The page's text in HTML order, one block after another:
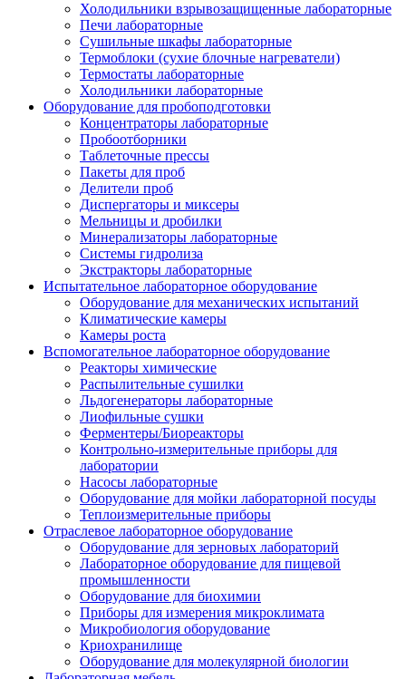
Холодильники взрывозащищенные лабораторные
Печи лабораторные
Сушильные шкафы лабораторные
Термоблоки (сухие блочные нагреватели)
Термостаты лабораторные
Холодильники лабораторные
Оборудование для пробоподготовки
Концентраторы лабораторные
Пробоотборники
Таблеточные прессы
Пакеты для проб
Делители проб
Диспергаторы и миксеры
Мельницы и дробилки
Минерализаторы лабораторные
Системы гидролиза
Экстракторы лабораторные
Испытательное лабораторное оборудование
Оборудование для механических испытаний
Климатические камеры
Камеры роста
Вспомогательное лабораторное оборудование
Реакторы химические
Распылительные сушилки
Льдогенераторы лабораторные
Лиофильные сушки
Ферментеры/Биореакторы
Контрольно-измерительные приборы для
лаборатории
Насосы лабораторные
Оборудование для мойки лабораторной посуды
Теплоизмерительные приборы
Отраслевое лабораторное оборудование
Оборудование для зерновых лабораторий
Лабораторное оборудование для пищевой
промышленности
Оборудование для биохимии
Приборы для измерения микроклимата
Микробиология оборудование
Криохранилище
Оборудование для молекулярной биологии